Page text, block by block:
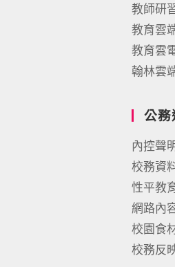
教師研
教育雲
教育雲
翰林雲
公務
內控聲
校務資
性平教
網路內
校園食
校務反